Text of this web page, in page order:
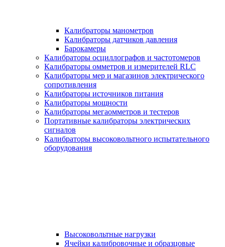
Калибраторы манометров
Калибраторы датчиков давления
Барокамеры
Калибраторы осциллографов и частотомеров
Калибраторы омметров и измерителей RLC
Калибраторы мер и магазинов электрического
сопротивления
Калибраторы источников питания
Калибраторы мощности
Калибраторы мегаомметров и тестеров
Портативные калибраторы электрических
сигналов
Калибраторы высоковольтного испытательного
оборудования
Высоковольтные нагрузки
Ячейки калибровочные и образцовые